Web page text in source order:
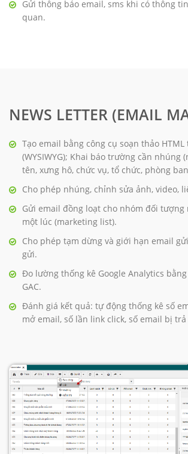
Gửi thông báo email, sms khi có thông
quan.
NEWS LETTER (EMAIL
Tạo email bằng công cụ soạn thảo
(WYSIWYG); Khai báo trường cần nhúng
tên, xưng hô, chức vụ, tổ chức, phòng
Cho phép nhúng, chỉnh sửa ảnh, video,
Gửi email đồng loạt cho nhóm đối tượng
một lúc (marketing list).
Cho phép tạm dừng và giới hạn email
gửi.
Đo lường thống kê Google Analytics
GAC.
Đánh giá kết quả: tự động thống kê số
mở email, số lần link click, số email bị trả